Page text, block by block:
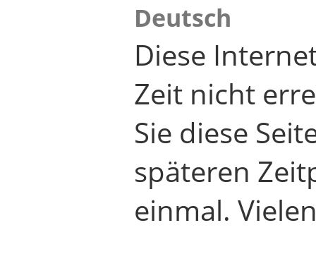
Deutsch
Diese
Zeit nicht
Sie diese
späteren
einmal.